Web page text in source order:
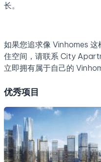
长。
如果您追求像 Vinhomes
住空间，请联系 City
立即拥有属于自己的
优秀项目